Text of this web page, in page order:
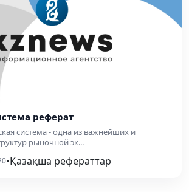
реферат
система - одна из важнейших и
рыночной эк...
•Қазақша рефераттар